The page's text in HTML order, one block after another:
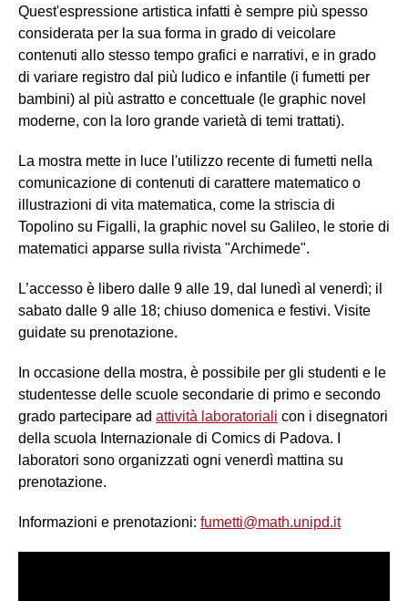
Quest'espressione artistica infatti è sempre più spesso
considerata per la sua forma in grado di veicolare
contenuti allo stesso tempo grafici e narrativi, e in grado
di variare registro dal più ludico e infantile (i fumetti per
bambini) al più astratto e concettuale (le graphic novel
moderne, con la loro grande varietà di temi trattati).
La mostra mette in luce l'utilizzo recente di fumetti nella
comunicazione di contenuti di carattere matematico o
illustrazioni di vita matematica, come la striscia di
Topolino su Figalli, la graphic novel su Galileo, le storie di
matematici apparse sulla rivista "Archimede".
L’accesso è libero dalle 9 alle 19, dal lunedì al venerdì; il
sabato dalle 9 alle 18; chiuso domenica e festivi. Visite
guidate su prenotazione.
In occasione della mostra, è possibile per gli studenti e le
studentesse delle scuole secondarie di primo e secondo
grado partecipare ad attività laboratoriali con i disegnatori
della scuola Internazionale di Comics di Padova. I
laboratori sono organizzati ogni venerdì mattina su
prenotazione.
Informazioni e prenotazioni: fumetti@math.unipd.it